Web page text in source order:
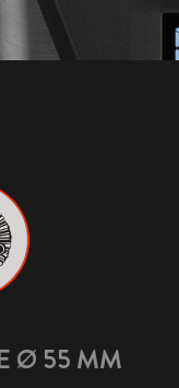
Ø 55 MM